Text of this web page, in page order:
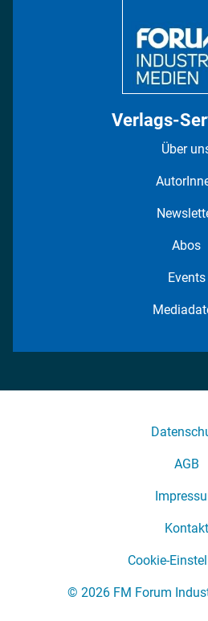
Verlags-
Über
Abos
Events
AGB
Kontakt
Cookie-
© 2026 FM Forum